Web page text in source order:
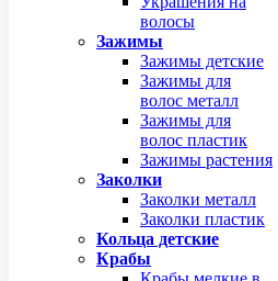
волосы
Зажимы
Зажимы детские
Зажимы для
волос металл
Зажимы для
волос пластик
Зажимы растения
Заколки
Заколки металл
Заколки пластик
Кольца детские
Крабы